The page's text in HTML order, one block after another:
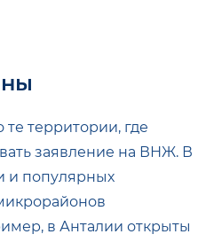
территории, где
заявление на ВНЖ. В
и популярных
в Анталии открыты